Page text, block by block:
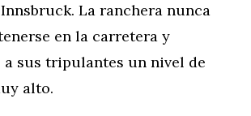
La ranchera nunca
en la carretera y
sus tripulantes un nivel de
alto.